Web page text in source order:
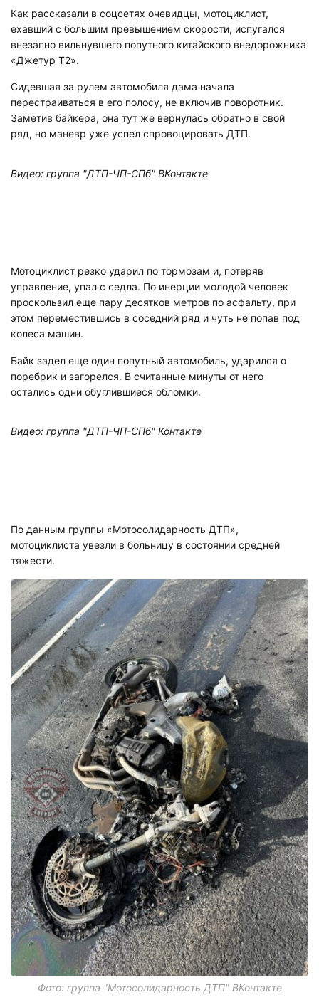
Как рассказали в соцсетях очевидцы, мотоциклист,
ехавший с большим превышением скорости, испугался
внезапно вильнувшего попутного китайского внедорожника
«Джетур Т2».
Сидевшая за рулем автомобиля дама начала
перестраиваться в его полосу, не включив поворотник.
Заметив байкера, она тут же вернулась обратно в свой
ряд, но маневр уже успел спровоцировать ДТП.
Видео: группа "ДТП-ЧП-СПб" ВКонтакте
Мотоциклист резко ударил по тормозам и, потеряв
управление, упал с седла. По инерции молодой человек
проскользил еще пару десятков метров по асфальту, при
этом переместившись в соседний ряд и чуть не попав под
колеса машин.
Байк задел еще один попутный автомобиль, ударился о
поребрик и загорелся. В считанные минуты от него
остались одни обуглившиеся обломки.
Видео: группа "ДТП-ЧП-СПб" Контакте
По данным группы «Мотосолидарность ДТП»,
мотоциклиста увезли в больницу в состоянии средней
тяжести.
Фото: группа "Мотосолидарность ДТП" ВКонтакте